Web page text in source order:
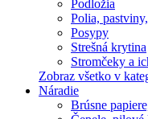
Podložia
Polia,
Posypy
Strešná krytina
Stromčeky a
Zobraz všetko v
Náradie
Brúsne